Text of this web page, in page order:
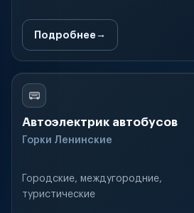
Подробнее
Автоэлектрик автобусов
Горки Ленинские
Городские, междугородние,
туристические